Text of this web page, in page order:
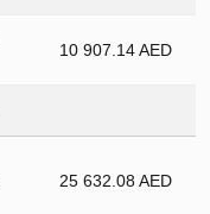
10 907.14 AED
25 632.08 AED